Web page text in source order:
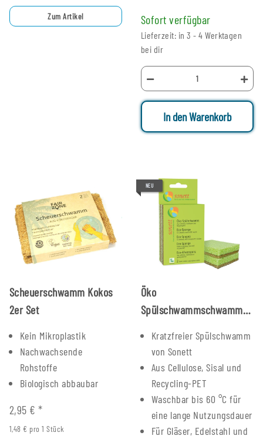
Zum Artikel
Sofort verfügbar
Lieferzeit: in 3 - 4 Werktagen
bei dir
In den Warenkorb
Scheuerschwamm Kokos
2er Set
Kein Mikroplastik
Nachwachsende
Rohstoffe
Biologisch abbaubar
2,95 €*
1,48 € pro 1 Stück
NEU
Öko
Spülschwammschwamm
Kratzfreier Spülschwamm
von Sonett
Aus Cellulose, Sisal und
Recycling-PET
Waschbar bis 60 °C für
eine lange Nutzungsdauer
Für Gläser, Edelstahl und